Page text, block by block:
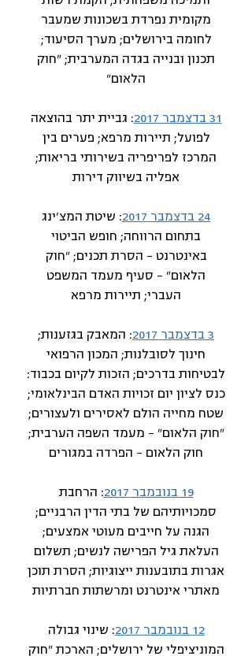
מקומית נפרדת בשכונות שמעבר
לחומה בירושלים; מערך הסיעוד;
תכנון ובנייה בגדה המערבית; "חוק
הלאום"
31 בדצמבר 2017
: גביית יתר בהוצאה
לפועל; תיירות מרפא; פערים בין
המרכז לפריפריה בשירותי בריאות;
אפליה בשיווק דירות
24 בדצמבר 2017
: שיטת המצ'ינג
בתחום הרווחה; חופש הביטוי
באינטרנט – הסרת תכנים; "חוק
הלאום" – סעיף מעמד המשפט
העברי; תיירות מרפא
3 בדצמבר 2017
: המאבק בגזענות;
חינוך לסובלנות; המכון הרפואי
לבטיחות בדרכים; הזכות לקיום בכבוד:
כנס לציון יום זכויות האדם הבינלאומי;
שטח מחייה הולם לאסירים ולעצורים;
"חוק הלאום" – מעמד השפה הערבית;
חוק הלאום – הפרדה במגורים
19 בנובמבר 2017
: הרחבת
סמכויותיהם של בתי הדין הרבניים;
הגנה על חייבים מעוטי אמצעים;
העלאת גיל הפרישה לנשים; תשלום
אגרות בתובענות ייצוגיות; הסרת תוכן
מאתרי אינטרנט ומרשתות חברתיות
12 בנובמבר 2017
: שינוי גבולה
המוניציפלי של ירושלים; הארכת "חוק